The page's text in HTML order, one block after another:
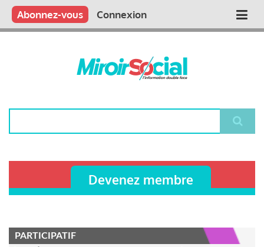
Aller
contenu
Main
Qui sommes nous ?
Vous publiez
Nous publions
Contactez-nous
Abonnez-vous Connexion
Devenez membre
PARTICIPATIF